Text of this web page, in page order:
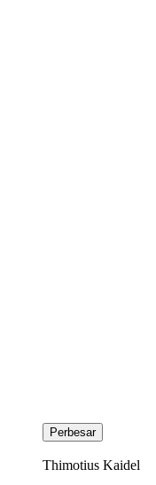
Perbesar
Thimotius Kaidel